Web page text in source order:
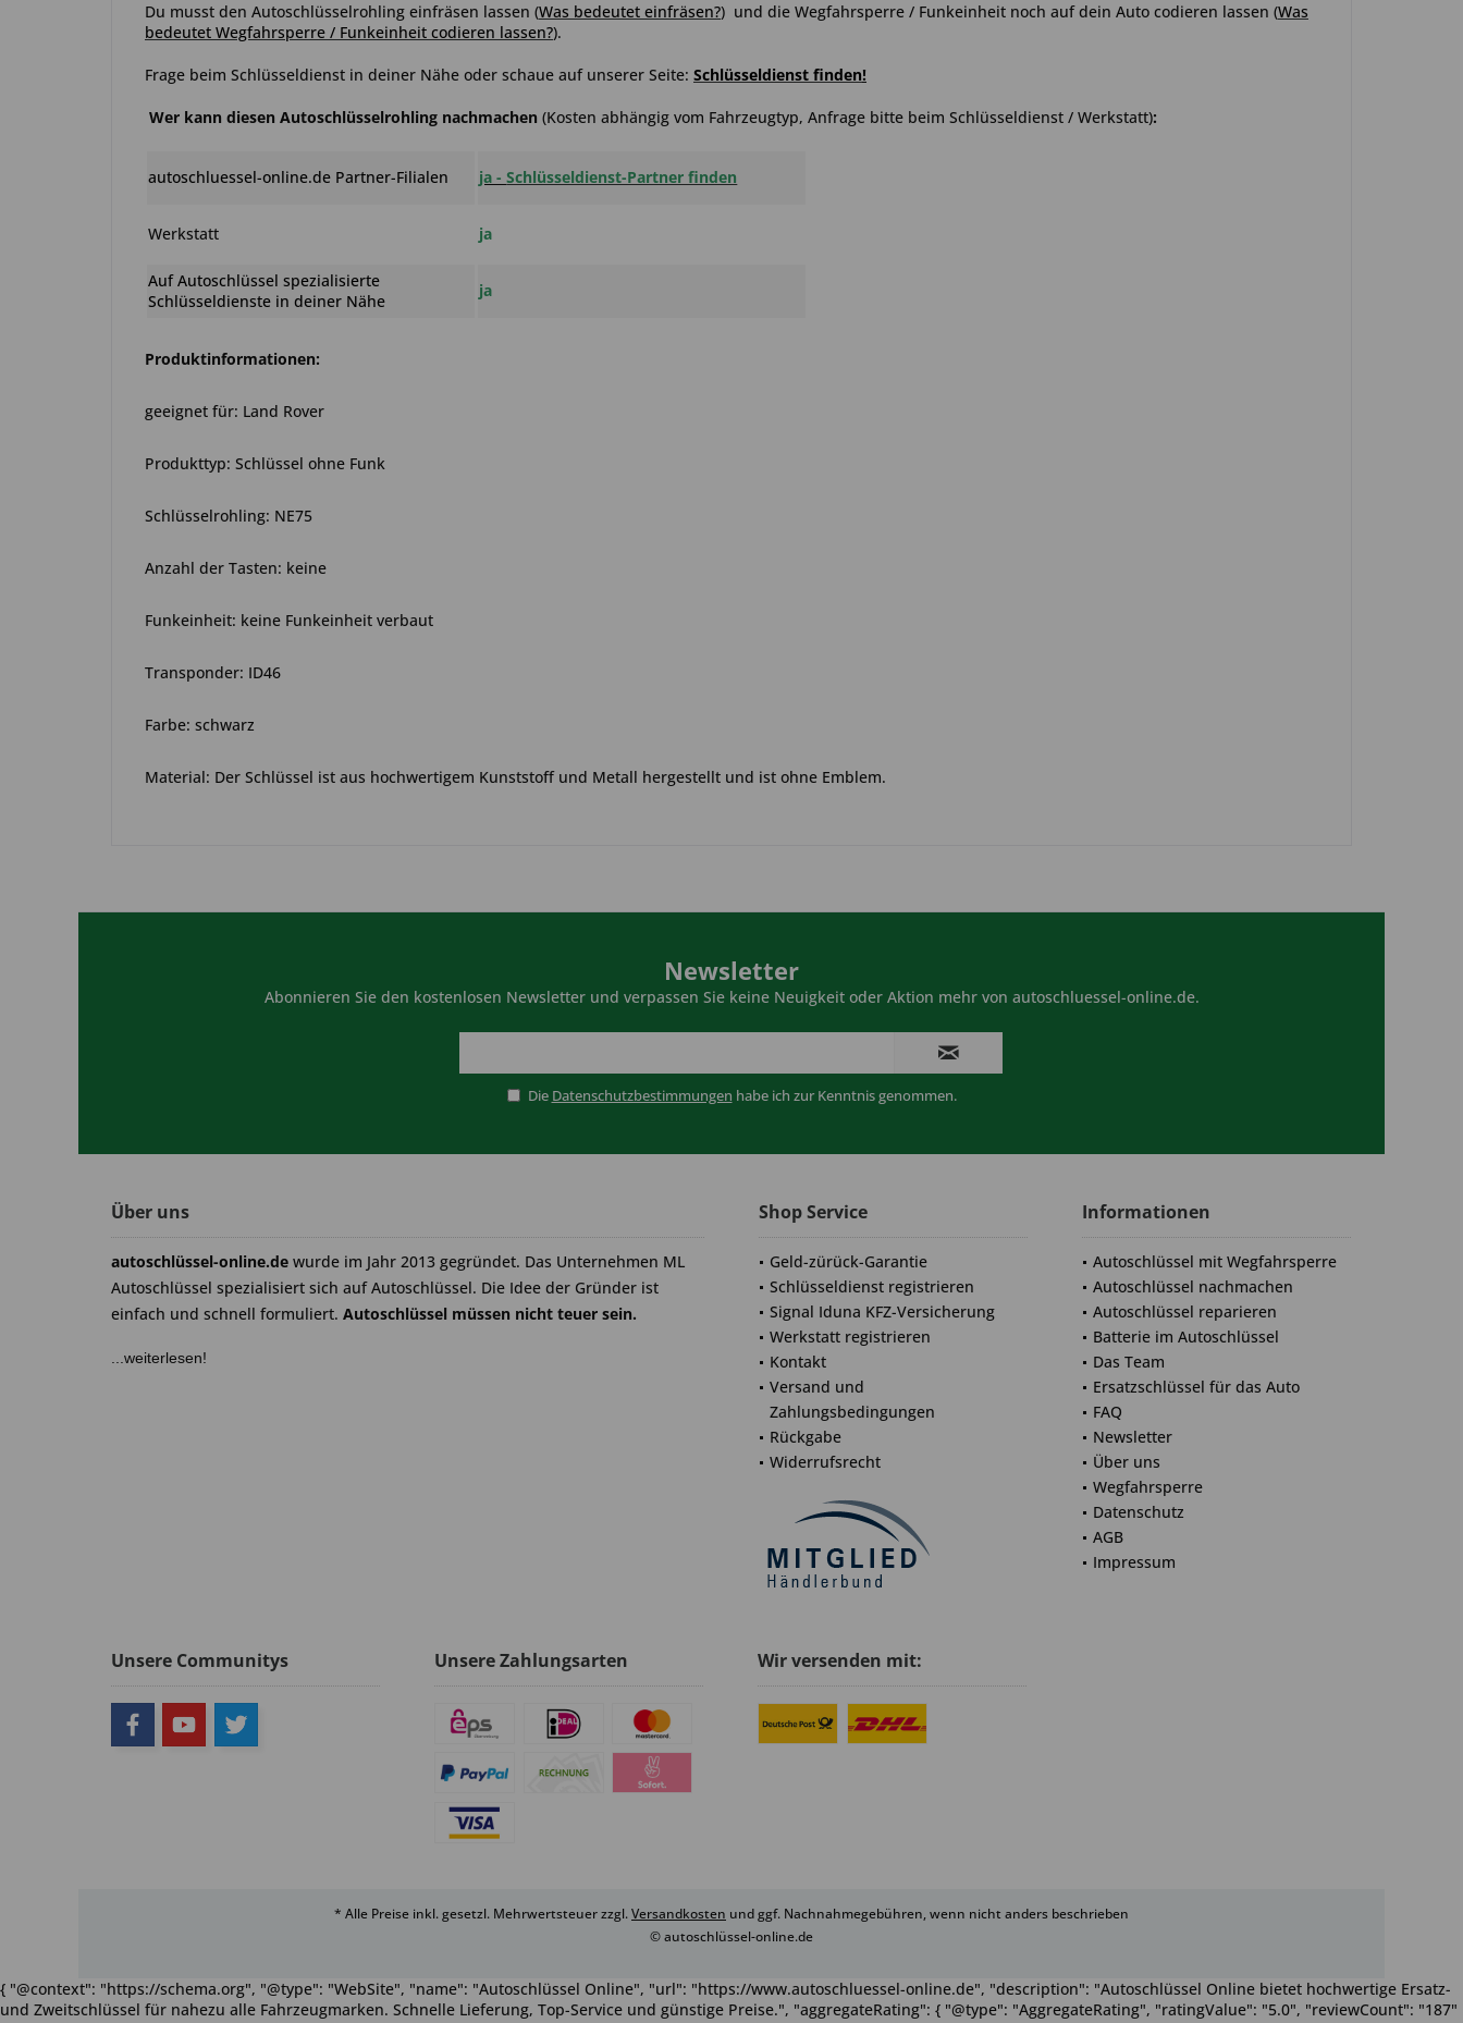
Du musst den Autoschlüsselrohling einfräsen lassen (Was bedeutet einfräsen?) und die Wegfahrsperre / Funkeinheit noch auf dein Auto codieren lassen (Was
bedeutet Wegfahrsperre / Funkeinheit codieren lassen?).
Frage beim Schlüsseldienst in deiner Nähe oder schaue auf unserer Seite: Schlüsseldienst finden!
Wer kann diesen Autoschlüsselrohling nachmachen (Kosten abhängig vom Fahrzeugtyp, Anfrage bitte beim Schlüsseldienst / Werkstatt):
autoschluessel-online.de Partner-Filialen ja -Schlüsseldienst-Partner finden
Werkstatt ja
Auf Autoschlüssel spezialisierte
Schlüsseldienste in deiner Nähe
ja
Produktinformationen:
geeignet für: Land Rover
Produkttyp: Schlüssel ohne Funk
Schlüsselrohling: NE75
Anzahl der Tasten: keine
Funkeinheit: keine Funkeinheit verbaut
Transponder: ID46
Farbe: schwarz
Material: Der Schlüssel ist aus hochwertigem Kunststoff und Metall hergestellt und ist ohne Emblem.
Newsletter
Abonnieren Sie den kostenlosen Newsletter und verpassen Sie keine Neuigkeit oder Aktion mehr von autoschluessel-online.de.
Die Datenschutzbestimmungen habe ich zur Kenntnis genommen.
Über uns
autoschlüssel-online.de wurde im Jahr 2013 gegründet. Das Unternehmen ML
Autoschlüssel spezialisiert sich auf Autoschlüssel. Die Idee der Gründer ist
einfach und schnell formuliert. Autoschlüssel müssen nicht teuer sein.
...weiterlesen!
Shop Service
Geld-zürück-Garantie
Schlüsseldienst registrieren
Signal Iduna KFZ-Versicherung
Werkstatt registrieren
Kontakt
Versand und
Zahlungsbedingungen
Rückgabe
Widerrufsrecht
Informationen
Autoschlüssel mit Wegfahrsperre
Autoschlüssel nachmachen
Autoschlüssel reparieren
Batterie im Autoschlüssel
Das Team
Ersatzschlüssel für das Auto
FAQ
Newsletter
Über uns
Wegfahrsperre
Datenschutz
AGB
Impressum
Unsere Communitys Unsere Zahlungsarten Wir versenden mit:
* Alle Preise inkl. gesetzl. Mehrwertsteuer zzgl.Versandkosten und ggf. Nachnahmegebühren, wenn nicht anders beschrieben
© autoschlüssel-online.de
{ "@context": "https://schema.org", "@type": "WebSite", "name": "Autoschlüssel Online", "url": "https://www.autoschluessel-online.de", "description": "Autoschlüssel Online bietet hochwertige Ersatz-
und Zweitschlüssel für nahezu alle Fahrzeugmarken. Schnelle Lieferung, Top-Service und günstige Preise.", "aggregateRating": { "@type": "AggregateRating", "ratingValue": "5.0", "reviewCount": "187"